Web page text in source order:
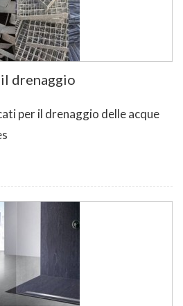
drenaggio
per il drenaggio delle acque